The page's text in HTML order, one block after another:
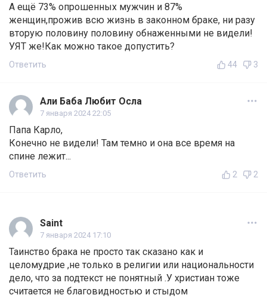
А ещё 73% опрошенных мужчин и 87%
женщин,прожив всю жизнь в законном браке, ни разу
вторую половину половину обнаженными не видели!
УЯТ же!Как можно такое допустить?
Ответить 44 3
Али Баба Любит Осла
7 января 2024 22:05
Папа Карло,
Конечно не видели! Там темно и она все время на
спине лежит...
Ответить 2 2
Saint
7 января 2024 17:10
Таинство брака не просто так сказано как и
целомудрие ,не только в религии или национальности
дело, что за подтекст не понятный .У христиан тоже
считается не благовидностью и стыдом